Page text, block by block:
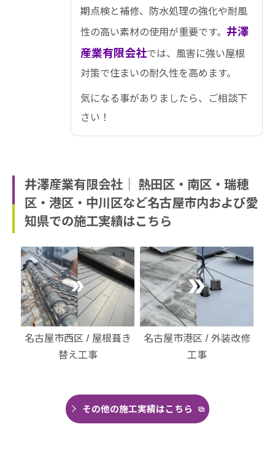
期点検と補修、防水処理の強化や耐風
性の高い素材の使用が重要です。 井澤
産業有限会社では、風害に強い屋根
対策で住まいの耐久性を高めます。
気になる事がありましたら、ご相談下
さい！
井澤産業有限会社│ 熱田区・南区・瑞穂
区・港区・中川区など名古屋市内および愛
知県での施工実績はこちら
名古屋市西区 / 屋根葺き
替え工事
名古屋市港区 / 外装改修
工事
その他の施工実績はこちら